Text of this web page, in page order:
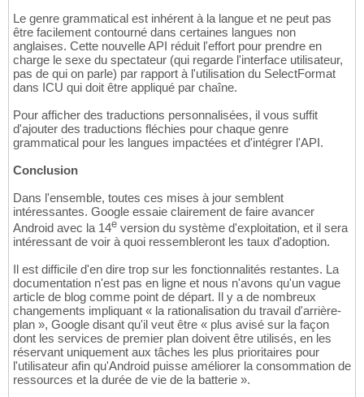
Le genre grammatical est inhérent à la langue et ne peut pas
être facilement contourné dans certaines langues non
anglaises. Cette nouvelle API réduit l'effort pour prendre en
charge le sexe du spectateur (qui regarde l'interface utilisateur,
pas de qui on parle) par rapport à l'utilisation du SelectFormat
dans ICU qui doit être appliqué par chaîne.
Pour afficher des traductions personnalisées, il vous suffit
d'ajouter des traductions fléchies pour chaque genre
grammatical pour les langues impactées et d'intégrer l'API.
Conclusion
Dans l'ensemble, toutes ces mises à jour semblent
intéressantes. Google essaie clairement de faire avancer
Android avec la 14e version du système d'exploitation, et il sera
intéressant de voir à quoi ressembleront les taux d'adoption.
Il est difficile d'en dire trop sur les fonctionnalités restantes. La
documentation n'est pas en ligne et nous n'avons qu'un vague
article de blog comme point de départ. Il y a de nombreux
changements impliquant « la rationalisation du travail d'arrière-
plan », Google disant qu'il veut être « plus avisé sur la façon
dont les services de premier plan doivent être utilisés, en les
réservant uniquement aux tâches les plus prioritaires pour
l'utilisateur afin qu'Android puisse améliorer la consommation de
ressources et la durée de vie de la batterie ».